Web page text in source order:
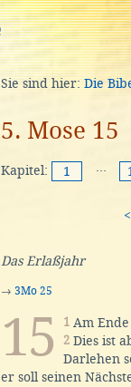
Sie sind hier: Die
5. Mose 15
Kapitel: 1 ···
Das Erlaßjahr
→ 3Mo 25
15 1 Am
2 Dies ist
Darlehen
er soll seinen